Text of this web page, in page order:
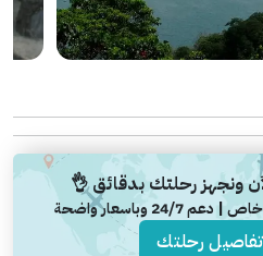
ونجهز رحلتك بدقائق 👌
7 وباسعار واضحة
رحلتك